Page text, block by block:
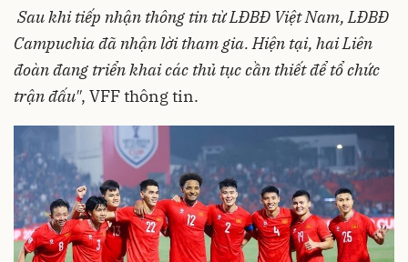
Sau khi tiếp nhận thông tin từ LĐBĐ Việt Nam, LĐBĐ
Campuchia đã nhận lời tham gia. Hiện tại, hai Liên
đoàn đang triển khai các thủ tục cần thiết để tổ chức
trận đấu", VFF thông tin.